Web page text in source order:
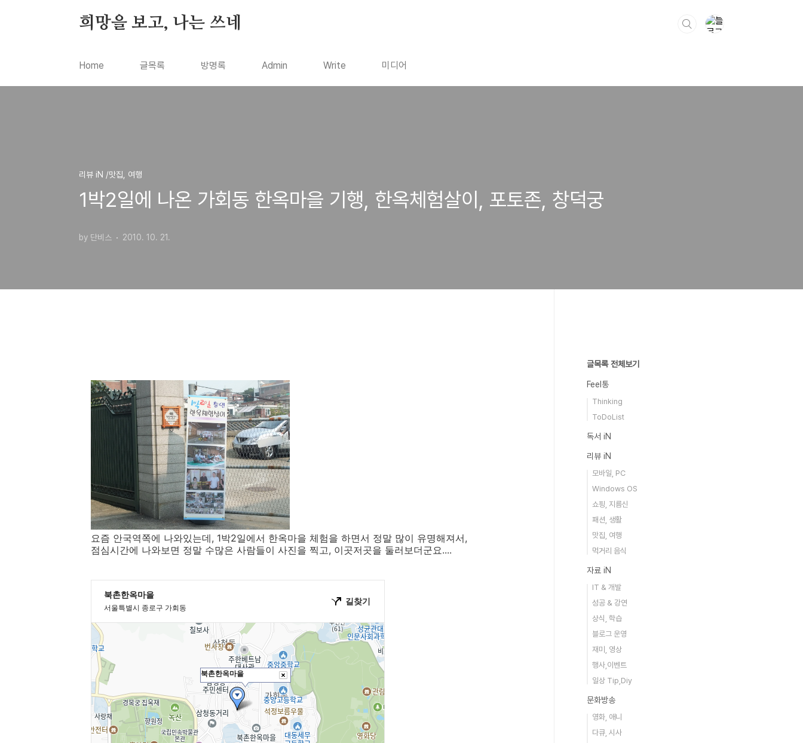
희망을 보고, 나는 쓰네
Home 글목록 방명록 Admin Write 미디어
리뷰 iN /맛집, 여행
1박2일에 나온 가회동 한옥마을 기행, 한옥체험살이, 포토존, 창덕궁
by 단비스 2010. 10. 21.
요즘 안국역쪽에 나와있는데, 1박2일에서 한옥마을 체험을 하면서 정말 많이 유명해져서,
점심시간에 나와보면 정말 수많은 사람들이 사진을 찍고, 이곳저곳을 둘러보더군요....
글목록 전체보기
Feel통
Thinking
ToDoList
독서 iN
리뷰 iN
모바일, PC
Windows OS
쇼핑, 지름신
패션, 생활
맛집, 여행
먹거리 음식
자료 iN
IT & 개발
성공 & 강연
상식, 학습
블로그 운영
재미, 영상
행사,이벤트
일상 Tip,Diy
문화방송
영화, 애니
다큐, 시사